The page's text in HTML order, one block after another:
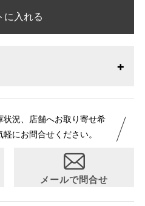
に入れる
状況、店舗へお取り寄せ希
にお問合せください。
メールで問合せ